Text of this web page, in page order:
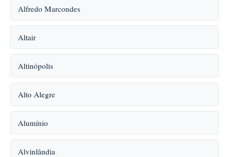
Alfredo Marcondes
Altair
Altinópolis
Alto Alegre
Alumínio
Alvinlândia